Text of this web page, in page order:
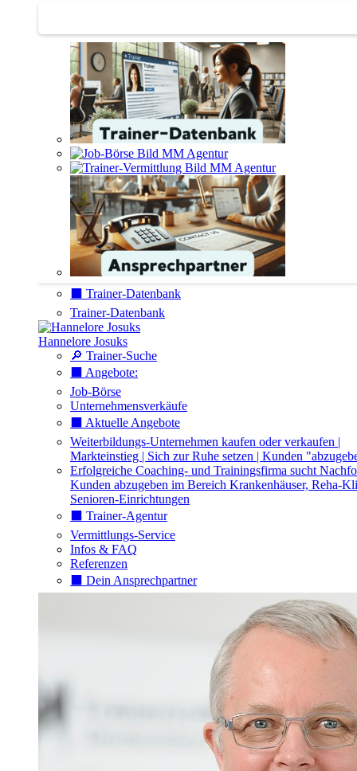
⬛️ Trainer-Datenbank
Trainer-Datenbank
Hannelore Josuks
🔎 Trainer-Suche
⬛️ Angebote:
Job-Börse
Unternehmensverkäufe
⬛️ Aktuelle Angebote
Weiterbildungs-Unternehmen kaufen oder verkaufen |
Markteinstieg | Sich zur Ruhe setzen | Kunden
Erfolgreiche Coaching- und Trainingsfirma sucht
Kunden abzugeben im Bereich Krankenhäuser, Reha-
Senioren-Einrichtungen
⬛️ Trainer-Agentur
Vermittlungs-Service
Infos & FAQ
Referenzen
⬛️ Dein Ansprechpartner